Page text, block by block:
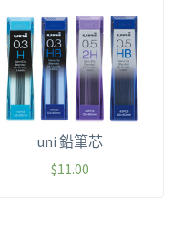
uni 鉛筆芯
$11.00